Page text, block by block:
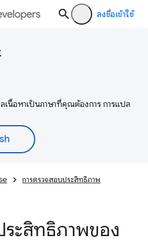
ลงชื่อเข้าใช้
เนื้อหาเป็นภาษาที่คุณต้องการ การแปล
การตรวจสอบประสิทธิภาพ
ะสิทธิภาพของ